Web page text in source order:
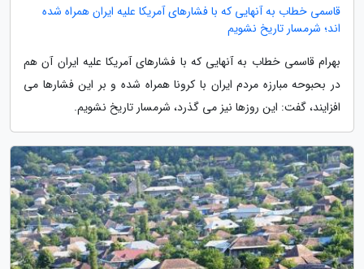
قاسمی خطاب به آنهایی که با فشارهای آمریکا علیه ایران همراه شده
اند؛ شرمسار تاریخ نشویم
بهرام قاسمی خطاب به آنهایی که با فشارهای آمریکا علیه ایران آن هم
در بحبوحه مبارزه مردم ایران با کرونا همراه شده و بر این فشارها می
افزایند، گفت: این روزها نیز می گذرد، شرمسار تاریخ نشویم.